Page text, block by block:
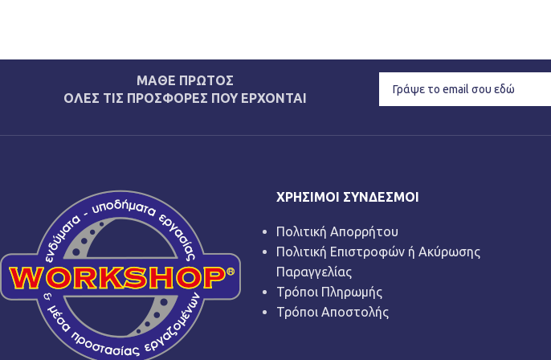
ΜΑΘΕ ΠΡΩΤΟΣ
ΟΛΕΣ ΤΙΣ ΠΡΟΣΦΟΡΕΣ ΠΟΥ ΕΡΧΟΝΤΑΙ
ΧΡΉΣΙΜΟΙ ΣΎΝΔΕΣΜΟΙ
Πολιτική Απορρήτου
Πολιτική Επιστροφών ή Ακύρωσης
Παραγγελίας
Τρόποι Πληρωμής
Τρόποι Αποστολής